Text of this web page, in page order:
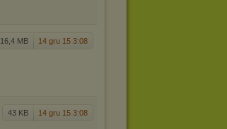
16,4 MB 14 gru 15 3:08
43 KB 14 gru 15 3:08